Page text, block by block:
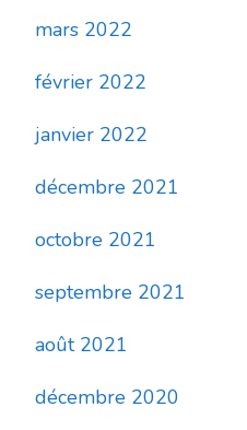
mars 2022
février 2022
janvier 2022
décembre 2021
octobre 2021
septembre 2021
août 2021
décembre 2020